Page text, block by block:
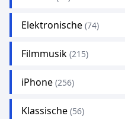
Elektronische (74)
Filmmusik (215)
iPhone (256)
Klassische (56)